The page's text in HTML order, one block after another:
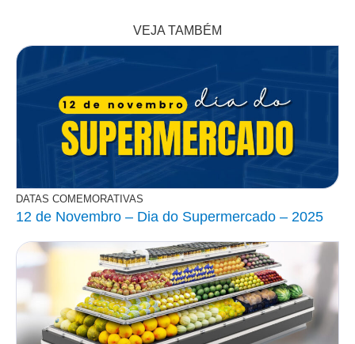
VEJA TAMBÉM
DATAS COMEMORATIVAS
12 de Novembro – Dia do Supermercado – 2025